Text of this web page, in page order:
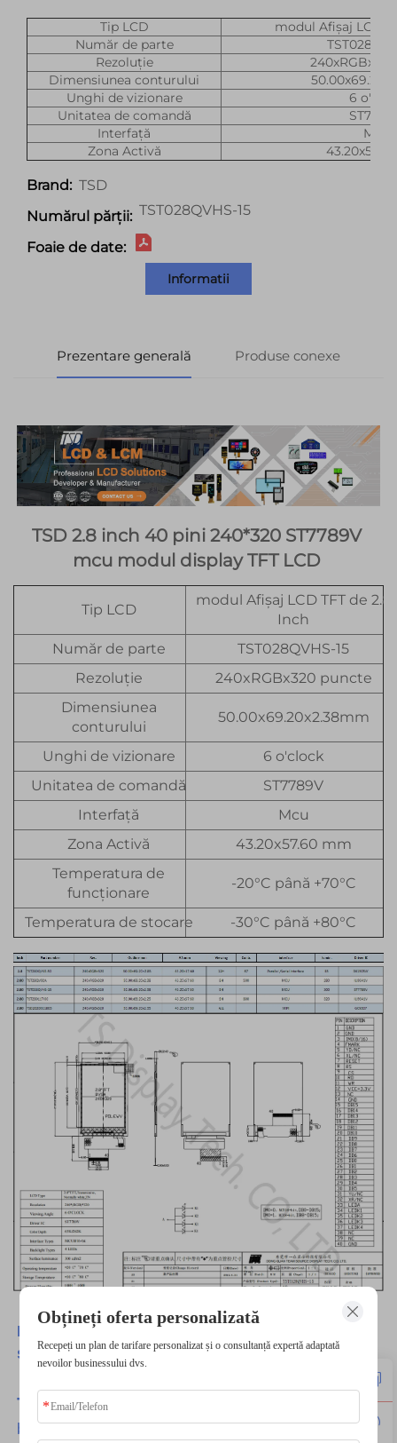
Tip LCD
modul Afișaj LCD
Număr de parte
Rezoluție
Dimensiunea conturului
Unghi de vizionare
6
Unitatea de comandă
Interfață
Mcu
Zona Activă
Brand: TSD
Numărul părții: TST028QVHS-15
Foaie de date:
Informatii
Prezentare generală Produse conexe
TSD 2.8 inch 40 pini 240*320 ST7789V
mcu modul display TFT LCD
Tip LCD
modul Afișaj LCD TFT de 2.8
Inch
Număr de parte
TST028QVHS-15
Rezoluție
240xRGBx320 puncte
Dimensiunea
conturului
50.00x69.20x2.38mm
Unghi de vizionare
6 o'clock
Unitatea de comandă
ST7789V
Interfață
Mcu
Zona Activă
43.20x57.60 mm
Temperatura de
funcționare
-20°C până +70°C
Temperatura de stocare -30°C până +80°C
Dacă aveți vreo cerere personalizată, nu ezitați
să ne contactați.
TSD-Ofere Cele Mai Bune
bune servicii.
Obțineți oferta personalizată
Recepeți un plan de tarifare personalizat și o consultanță expertă adaptată
nevoilor businessului dvs.